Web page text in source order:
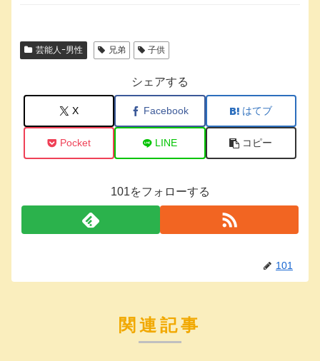
芸能人ｰ男性 兄弟 子供
シェアする
X Facebook はてブ
Pocket LINE コピー
101をフォローする
101
関連記事